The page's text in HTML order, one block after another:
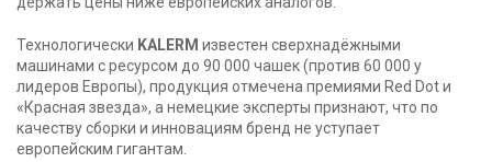
Технологически KALERM известен сверхнадёжными
машинами с ресурсом до 90 000 чашек (против 60 000 у
лидеров Европы), продукция отмечена премиями Red Dot и
«Красная звезда», а немецкие эксперты признают, что по
качеству сборки и инновациям бренд не уступает
европейским гигантам.